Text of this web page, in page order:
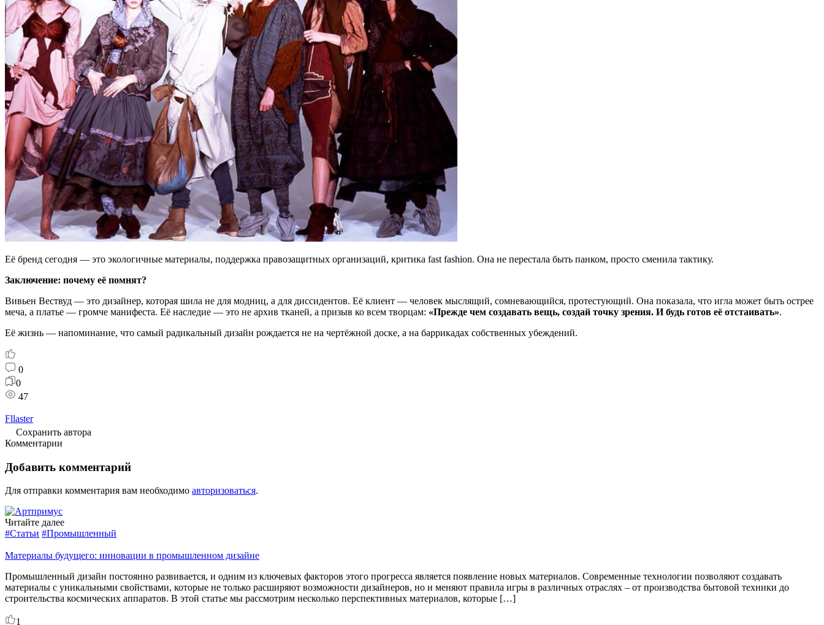
Её бренд сегодня — это экологичные материалы, поддержка правозащитных организаций, критика fast fashion. Она не перестала быть панком, просто сменила тактику.
Заключение: почему её помнят?
Вивьен Вествуд — это дизайнер, которая шила не для модниц, а для диссидентов. Её клиент — человек мыслящий, сомневающийся, протестующий. Она показала, что игла может быть острее
меча, а платье — громче манифеста. Её наследие — это не архив тканей, а призыв ко всем творцам: «Прежде чем создавать вещь, создай точку зрения. И будь готов её отстаивать».
Её жизнь — напоминание, что самый радикальный дизайн рождается не на чертёжной доске, а на баррикадах собственных убеждений.
0
0
47
Fllaster
Сохранить автора
Комментарии
Добавить комментарий
Для отправки комментария вам необходимо авторизоваться.
Читайте далее
#Статьи #Промышленный
Материалы будущего: инновации в промышленном дизайне
Промышленный дизайн постоянно развивается, и одним из ключевых факторов этого прогресса является появление новых материалов. Современные технологии позволяют создавать
материалы с уникальными свойствами, которые не только расширяют возможности дизайнеров, но и меняют правила игры в различных отраслях – от производства бытовой техники до
строительства космических аппаратов. В этой статье мы рассмотрим несколько перспективных материалов, которые […]
1